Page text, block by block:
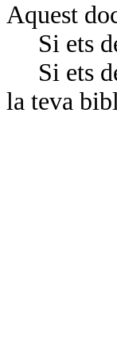
Aquest
Si ets
Si ets de
la teva